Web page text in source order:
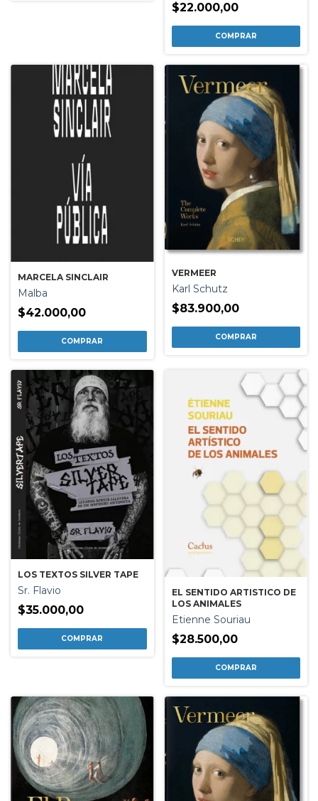
$22.000,00
MARCELA SINCLAIR
Malba
$42.000,00
VERMEER
Karl Schutz
$83.900,00
LOS TEXTOS SILVER TAPE
Sr. Flavio
$35.000,00
EL SENTIDO ARTISTICO DE
LOS ANIMALES
Etienne Souriau
$28.500,00